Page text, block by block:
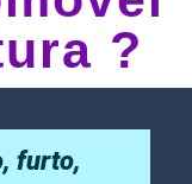
?
furto,